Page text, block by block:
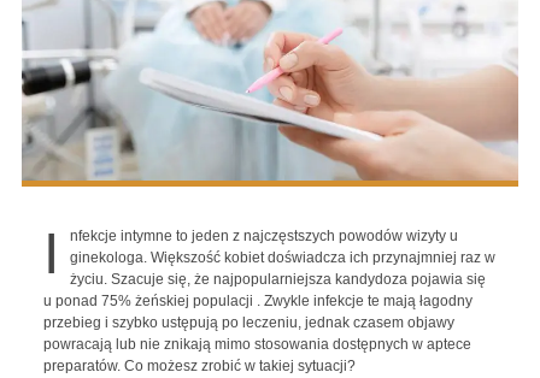
I
nfekcje intymne to jeden z najczęstszych powodów wizyty u
ginekologa. Większość kobiet doświadcza ich przynajmniej raz w
życiu. Szacuje się, że najpopularniejsza kandydoza pojawia się
u ponad 75% żeńskiej populacji . Zwykle infekcje te mają łagodny
przebieg i szybko ustępują po leczeniu, jednak czasem objawy
powracają lub nie znikają mimo stosowania dostępnych w aptece
preparatów. Co możesz zrobić w takiej sytuacji?